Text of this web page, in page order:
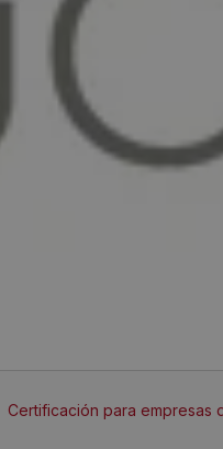
Certificación para empresas